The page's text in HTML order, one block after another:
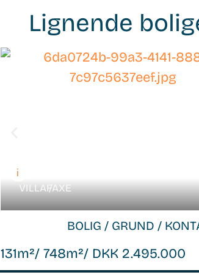
Lignende
WB-
VILLA /FAXE
BOLIG / GRUND /
131m²/ 748m²/ DKK 2.495.000